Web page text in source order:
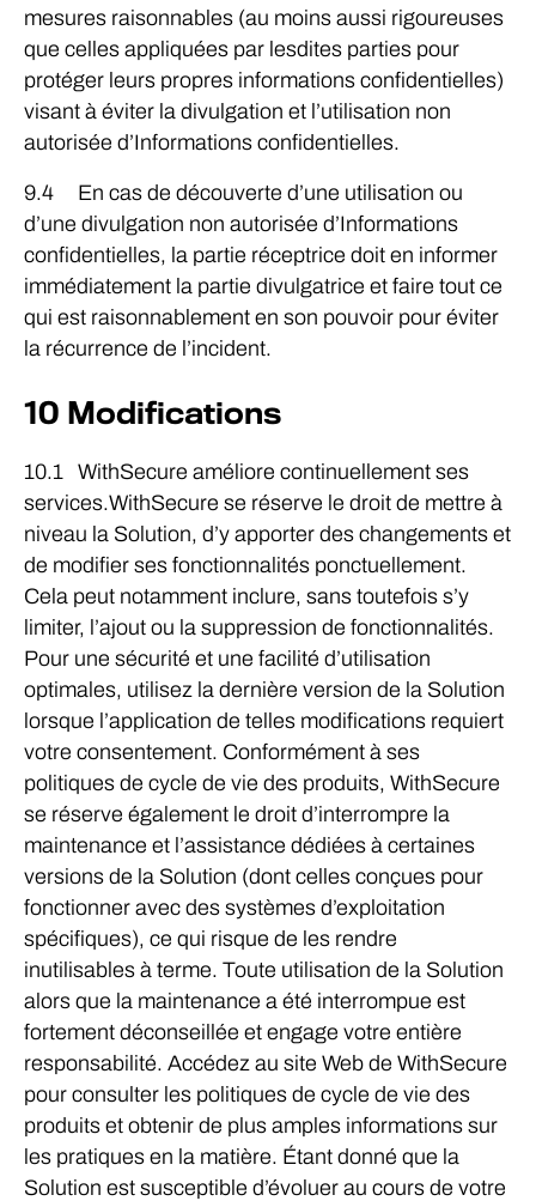
mesures raisonnables (au moins aussi rigoureuses
que celles appliquées par lesdites parties pour
protéger leurs propres informations confidentielles)
visant à éviter la divulgation et l’utilisation non
autorisée d’Informations confidentielles.
9.4 En cas de découverte d’une utilisation ou
d’une divulgation non autorisée d’Informations
confidentielles, la partie réceptrice doit en informer
immédiatement la partie divulgatrice et faire tout ce
qui est raisonnablement en son pouvoir pour éviter
la récurrence de l’incident.
10 Modifications
10.1 WithSecure améliore continuellement ses
services.WithSecure se réserve le droit de mettre à
niveau la Solution, d’y apporter des changements et
de modifier ses fonctionnalités ponctuellement.
Cela peut notamment inclure, sans toutefois s’y
limiter, l’ajout ou la suppression de fonctionnalités.
Pour une sécurité et une facilité d’utilisation
optimales, utilisez la dernière version de la Solution
lorsque l’application de telles modifications requiert
votre consentement. Conformément à ses
politiques de cycle de vie des produits, WithSecure
se réserve également le droit d’interrompre la
maintenance et l’assistance dédiées à certaines
versions de la Solution (dont celles conçues pour
fonctionner avec des systèmes d’exploitation
spécifiques), ce qui risque de les rendre
inutilisables à terme. Toute utilisation de la Solution
alors que la maintenance a été interrompue est
fortement déconseillée et engage votre entière
responsabilité. Accédez au site Web de WithSecure
pour consulter les politiques de cycle de vie des
produits et obtenir de plus amples informations sur
les pratiques en la matière. Étant donné que la
Solution est susceptible d’évoluer au cours de votre